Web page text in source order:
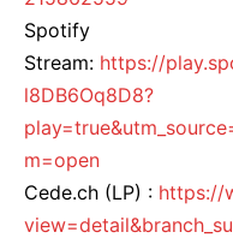
Spotify
Stream: https://
l8DB6Oq8D8?
m=open
Cede.ch (LP) : https://